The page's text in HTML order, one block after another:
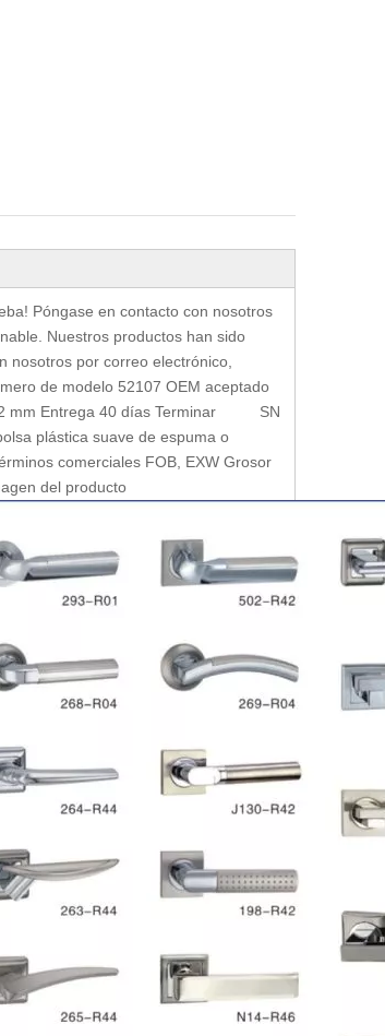
Póngase en contacto con nosotros
Nuestros productos han sido
nosotros por correo electrónico,
de modelo 52107 OEM aceptado
52 mm Entrega 40 días Terminar SN
plástica suave de espuma o
comerciales FOB, EXW Grosor
del producto